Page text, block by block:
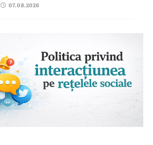
07.08.2026